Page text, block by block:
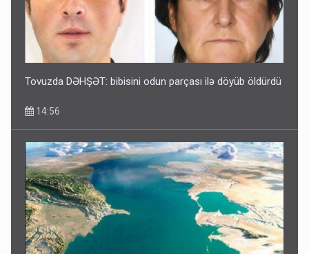
Tovuzda DƏHŞƏT: bibisini odun parçası ilə döyüb öldürdü
14:56